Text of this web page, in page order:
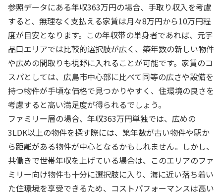
参照データにある年収363万円の場合、手取り収入を考慮
すると、無理なく支払える家賃は月々8万円から10万円程
度が目安となります。この年収帯の単身者であれば、元宇
品口エリアでは比較的選択肢が広く、築年数の新しい物件
や広めの間取りも視野に入れることが可能です。家賃のコ
スパとしては、広島市中心部に比べて同等の広さや設備を
持つ物件が手頃な価格で見つかりやすく、住環境の良さを
考慮すると高い満足度が得られるでしょう。
ファミリー層の場合、年収363万円単独では、広めの
3LDK以上の物件を探す際には、築年数が古い物件や駅か
ら距離がある物件が中心となるかもしれません。しかし、
共働きで世帯年収を上げている場合は、このエリアのファ
ミリー向け物件も十分に選択肢に入り、海に近い落ち着い
た住環境を享受できるため、コストパフォーマンスは高い